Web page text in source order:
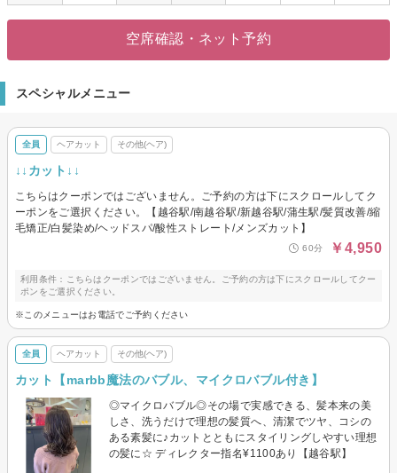
＃越谷ヘアサロン＃越谷美容室＃白髪ぼかしハイライト#お子様連れOK
越谷美容室/東越谷美容室/越谷駅美容室カット
スタッフ一同お待ちしております・・・♪
空席確認・ネット予約
スペシャルメニュー
全員 ヘアカット その他(ヘア)
↓↓カット↓↓
こちらはクーポンではございません。ご予約の方は下にスクロールしてク
ーポンをご選択ください。【越谷駅/南越谷駅/新越谷駅/蒲生駅/髪質改善/縮
毛矯正/白髪染め/ヘッドスパ/酸性ストレート/メンズカット】
60分 ￥4,950
利用条件：こちらはクーポンではございません。ご予約の方は下にスクロールしてクー
ポンをご選択ください。
※このメニューはお電話でご予約ください
全員 ヘアカット その他(ヘア)
カット【marbb魔法のバブル、マイクロバブル付き】
◎マイクロバブル◎その場で実感できる、髪本来の美
しさ、洗うだけで理想の髪質へ、清潔でツヤ、コシの
ある素髪に♪カットとともにスタイリングしやすい理想
の髪に☆ ディレクター指名¥1100あり【越谷駅】